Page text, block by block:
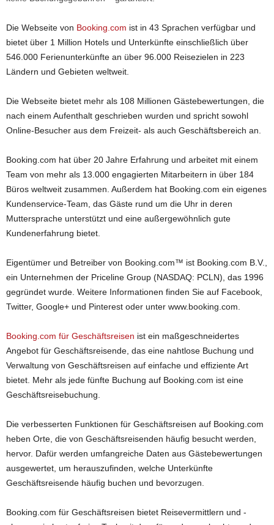
Die Webseite von Booking.com ist in 43 Sprachen verfügbar und
bietet über 1 Million Hotels und Unterkünfte einschließlich über
546.000 Ferienunterkünfte an über 96.000 Reisezielen in 223
Ländern und Gebieten weltweit.
Die Webseite bietet mehr als 108 Millionen Gästebewertungen, die
nach einem Aufenthalt geschrieben wurden und spricht sowohl
Online-Besucher aus dem Freizeit- als auch Geschäftsbereich an.
Booking.com hat über 20 Jahre Erfahrung und arbeitet mit einem
Team von mehr als 13.000 engagierten Mitarbeitern in über 184
Büros weltweit zusammen. Außerdem hat Booking.com ein eigenes
Kundenservice-Team, das Gäste rund um die Uhr in deren
Muttersprache unterstützt und eine außergewöhnlich gute
Kundenerfahrung bietet.
Eigentümer und Betreiber von Booking.com™ ist Booking.com B.V.,
ein Unternehmen der Priceline Group (NASDAQ: PCLN), das 1996
gegründet wurde. Weitere Informationen finden Sie auf Facebook,
Twitter, Google+ und Pinterest oder unter www.booking.com.
Booking.com für Geschäftsreisen ist ein maßgeschneidertes
Angebot für Geschäftsreisende, das eine nahtlose Buchung und
Verwaltung von Geschäftsreisen auf einfache und effiziente Art
bietet. Mehr als jede fünfte Buchung auf Booking.com ist eine
Geschäftsreisebuchung.
Die verbesserten Funktionen für Geschäftsreisen auf Booking.com
heben Orte, die von Geschäftsreisenden häufig besucht werden,
hervor. Dafür werden umfangreiche Daten aus Gästebewertungen
ausgewertet, um herauszufinden, welche Unterkünfte
Geschäftsreisende häufig buchen und bevorzugen.
Booking.com für Geschäftsreisen bietet Reisevermittlern und -